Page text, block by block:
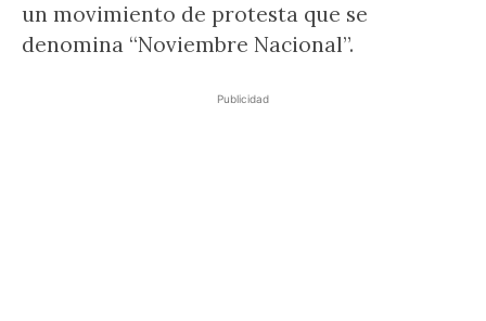
un movimiento de protesta que se
denomina “Noviembre Nacional”.
Publicidad